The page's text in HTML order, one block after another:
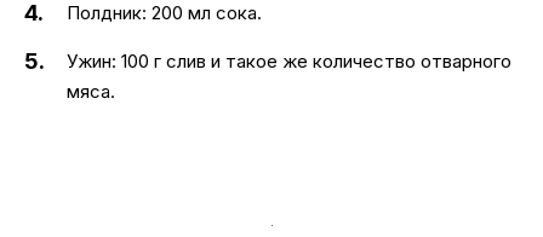
Полдник: 200 мл сока.
Ужин: 100 г слив и такое же количество отварного
мяса.